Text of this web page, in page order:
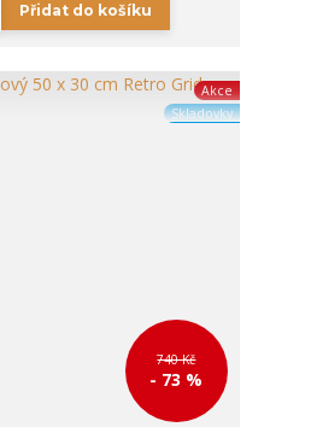
Přidat do košíku
Akce
Skladovky
740 Kč
- 73 %